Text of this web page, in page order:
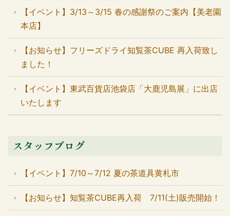
【イベント】3/13～3/15 春の感謝祭のご案内【美老園
本店】
【お知らせ】フリーズドライ知覧茶CUBE 再入荷致し
ました！
【イベント】東武百貨店池袋店「大鹿児島展」に出店
いたします
スタッフブログ
【イベント】7/10～7/12 夏の茶道具黄札市
【お知らせ】知覧茶CUBE再入荷 7/11(土)販売開始！